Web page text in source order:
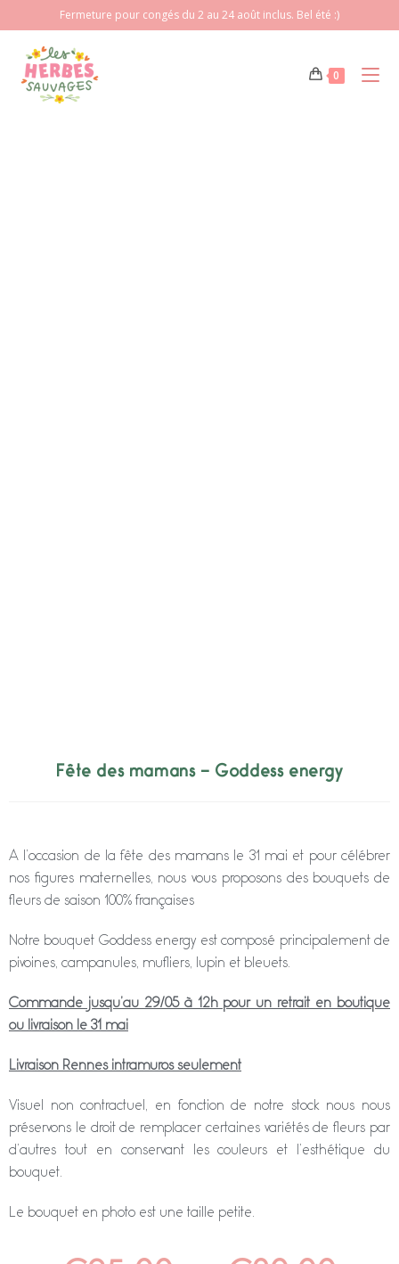
Fermeture pour congés du 2 au 24 août inclus. Bel été :)
0
Fête des mamans – Goddess energy
A l’occasion de la fête des mamans le 31 mai et pour célébrer
nos figures maternelles, nous vous proposons des bouquets de
fleurs de saison 100% françaises
Notre bouquet Goddess energy est composé principalement de
pivoines, campanules, mufliers, lupin et bleuets.
Commande jusqu’au 29/05 à 12h pour un retrait en boutique
ou livraison le 31 mai
Livraison Rennes intramuros seulement
Visuel non contractuel, en fonction de notre stock nous nous
préservons le droit de remplacer certaines variétés de fleurs par
d’autres tout en conservant les couleurs et l’esthétique du
bouquet.
Le bouquet en photo est une taille petite.